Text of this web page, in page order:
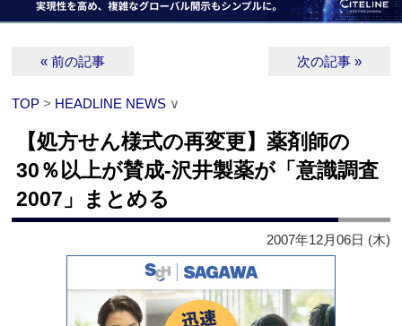
« 前の記事 次の記事 »
TOP > HEADLINE NEWS ∨
【処方せん様式の再変更】薬剤師の
30％以上が賛成‐沢井製薬が「意識調査
2007」まとめる
2007年12月06日 (木)